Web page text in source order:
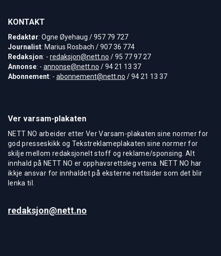
KONTAKT
Redaktør: Ogne Øyehaug / 957 79 727
Journalist: Marius Rosbach / 907 36 774
Redaksjon: - redaksjon@nett.no / 95 77 97 27
Annonse: - annonse@nett.no / 94 21 13 37
Abonnement: - abonnement@nett.no / 94 21 13 37
Ver varsam-plakaten
NETT NO arbeider etter Ver Varsam-plakaten sine normer for
god presseskikk og Tekstreklameplakaten sine normer for
skilje mellom redaksjonelt stoff og reklame/sponsing. Alt
innhald på NETT NO er opphavsrettsleg verna. NETT NO har
ikkje ansvar for innhaldet på eksterne nettsider som det blir
lenka til.
redaksjon@nett.no